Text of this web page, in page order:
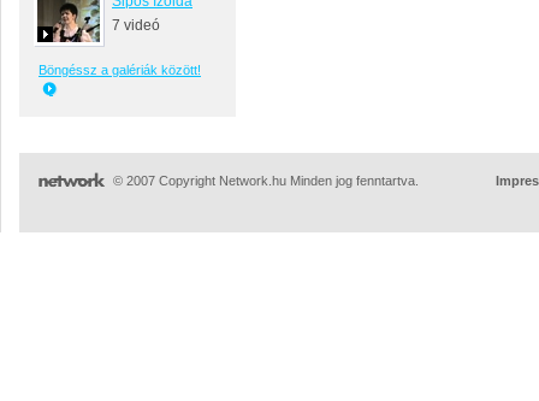
7 videó
Böngéssz a galériák között!
© 2007 Copyright Network.hu Minden jog fenntartva.